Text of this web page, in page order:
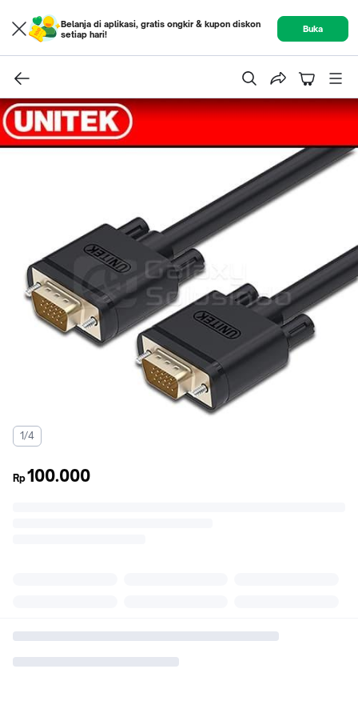
Belanja di aplikasi, gratis ongkir & kupon diskon
setiap hari!
Buka
1/4
Rp100.000